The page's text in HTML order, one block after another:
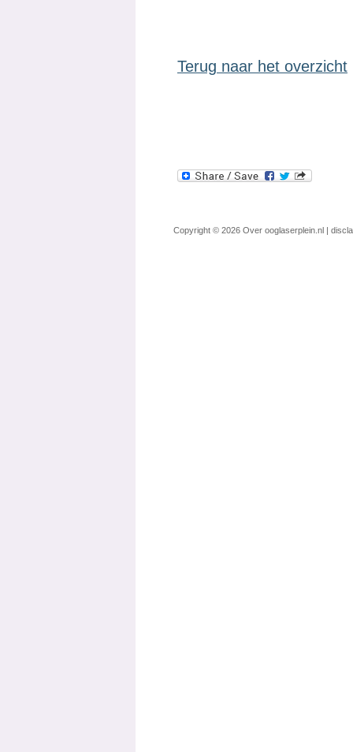
Terug naar het overzicht
Copyright © 2026 Over ooglaserplein.nl |